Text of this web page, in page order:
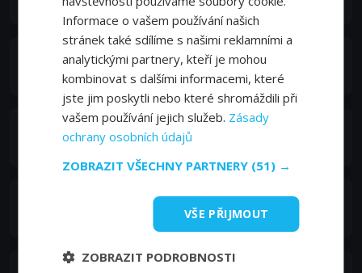
Judith Dunbar
Peter O'Toole
Colonel Edgar Carey-Lewis
Paul Bettany
Edward Carey-Lewis
Informace o vašem používání našich
stránek také sdílíme s našimi reklamními a
analytickými partnery, kteří je mohou
kombinovat s dalšími informacemi, které
jste jim poskytli nebo které shromáždili při
vašem používání jejich služeb. Zásady
ochrany osobních údajů
ZOBRAZIT VŠECHNY PARTNERY (51) →
VŠE PŘIJMOUT
ZOBRAZIT PODROBNOSTI